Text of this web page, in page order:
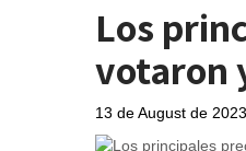
Los
votaron
13 de August de 2023